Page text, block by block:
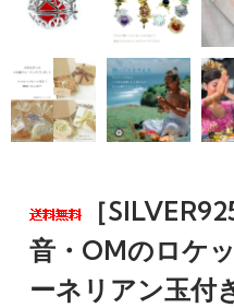
［
音・OMのロケ
ーネリアン玉付